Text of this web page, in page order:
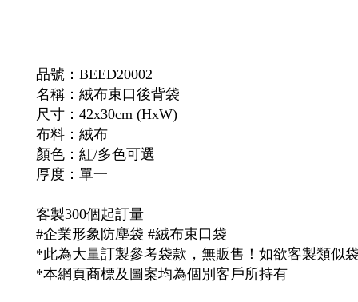
品號：BEED20002
名稱：絨布束口後背袋
尺寸：42x30cm (HxW)
布料：絨布
顏色：紅/多色可選
厚度：單一
客製300個起訂量
#企業形象防塵袋 #絨布束口袋
*此為大量訂製參考袋款，無販售！如欲客製類似
*本網頁商標及圖案均為個別客戶所持有